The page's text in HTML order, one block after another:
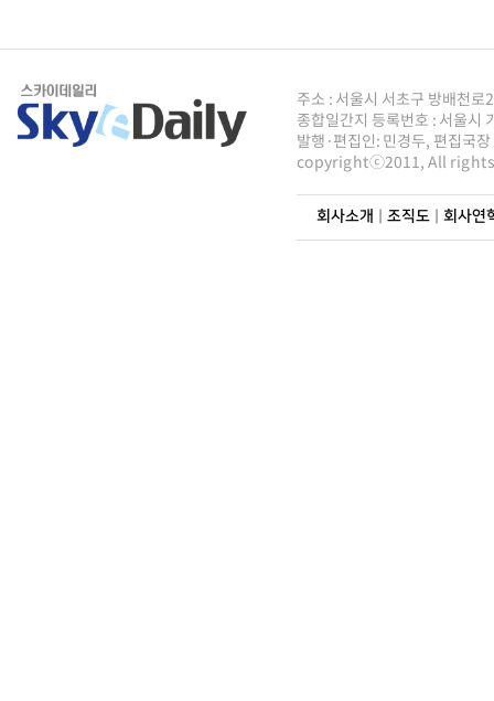
주소 : 서울시 서초구 방배천
종합일간지 등록번호 : 서울
발행·편집인: 민경두, 편집국
copyrightⓒ2011, All rights
회사소개 조직도| 회사연